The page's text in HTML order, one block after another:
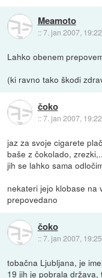
Meamoto
::7. jan 2007, 19:22
Lahko obenem
(ki ravno tako škodi
čoko
::7. jan 2007, 19:22
jaz za svoje cigarete
baše z čokolado,
jih se lahko sama
nekateri jejo klobase na
prepovedano
čoko
::7. jan 2007, 19:25
tobačna Ljubljana, je
19 jih je pobrala država,